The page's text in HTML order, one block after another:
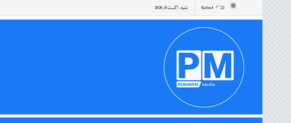
22
°C
Kabul شنبه, اگست 8, 2026